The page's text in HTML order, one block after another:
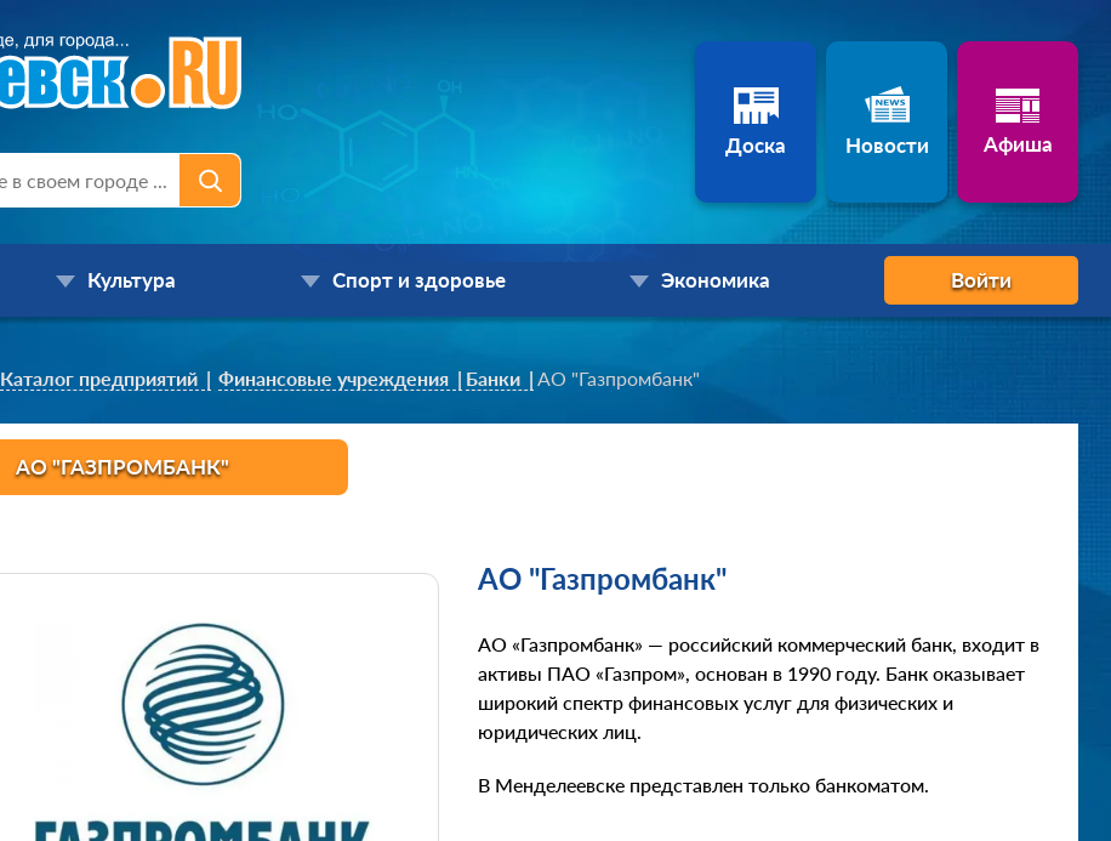
Доска Новости Афиша
Культура Спорт и здоровье Экономика Войти
Каталог предприятий Финансовые учреждения Банки АО "Газпромбанк"
АО "ГАЗПРОМБАНК"
АО "Газпромбанк"
АО «Газпромбанк» — российский коммерческий банк, входит в
активы ПАО «Газпром», основан в 1990 году. Банк оказывает
широкий спектр финансовых услуг для физических и
юридических лиц.
В Менделеевске представлен только банкоматом.